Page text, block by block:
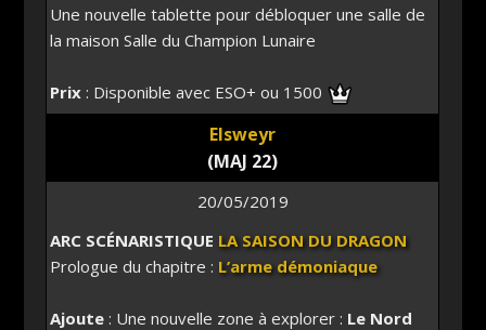
Une nouvelle tablette pour débloquer une salle de
la maison Salle du Champion Lunaire
Prix: Disponible avec ESO+ ou 1500
Elsweyr
(MAJ 22)
20/05/2019
ARC SCÉNARISTIQUE LA SAISON DU DRAGON
Prologue du chapitre : L’arme démoniaque
Ajoute: Une nouvelle zone à explorer : Le Nord